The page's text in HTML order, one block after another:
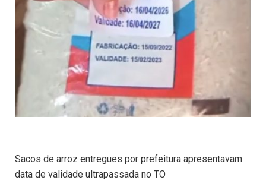
Sacos de arroz entregues por prefeitura apresentavam
data de validade ultrapassada no TO